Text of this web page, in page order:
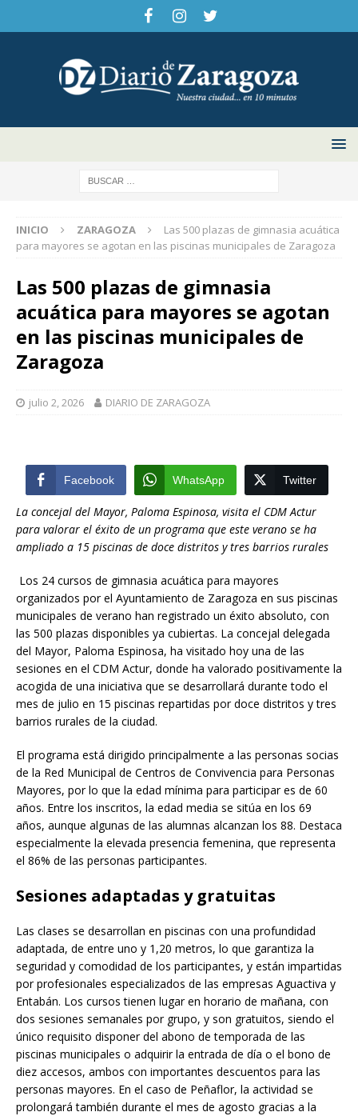
INICIO ZARAGOZA
Las 500 plazas de gimnasia acuática
para mayores se agotan en las piscinas municipales de Zaragoza
Las 500 plazas de gimnasia
acuática para mayores se agotan
en las piscinas municipales de
Zaragoza
julio 2, 2026 DIARIO DE ZARAGOZA
Facebook WhatsApp Twitter
La concejal del Mayor, Paloma Espinosa, visita el CDM Actur
para valorar el éxito de un programa que este verano se ha
ampliado a 15 piscinas de doce distritos y tres barrios rurales
Los 24 cursos de gimnasia acuática para mayores
organizados por el Ayuntamiento de Zaragoza en sus piscinas
municipales de verano han registrado un éxito absoluto, con
las 500 plazas disponibles ya cubiertas. La concejal delegada
del Mayor, Paloma Espinosa, ha visitado hoy una de las
sesiones en el CDM Actur, donde ha valorado positivamente la
acogida de una iniciativa que se desarrollará durante todo el
mes de julio en 15 piscinas repartidas por doce distritos y tres
barrios rurales de la ciudad.
El programa está dirigido principalmente a las personas socias
de la Red Municipal de Centros de Convivencia para Personas
Mayores, por lo que la edad mínima para participar es de 60
años. Entre los inscritos, la edad media se sitúa en los 69
años, aunque algunas de las alumnas alcanzan los 88. Destaca
especialmente la elevada presencia femenina, que representa
el 86% de las personas participantes.
Sesiones adaptadas y gratuitas
Las clases se desarrollan en piscinas con una profundidad
adaptada, de entre uno y 1,20 metros, lo que garantiza la
seguridad y comodidad de los participantes, y están impartidas
por profesionales especializados de las empresas Aguactiva y
Entabán. Los cursos tienen lugar en horario de mañana, con
dos sesiones semanales por grupo, y son gratuitos, siendo el
único requisito disponer del abono de temporada de las
piscinas municipales o adquirir la entrada de día o el bono de
diez accesos, ambos con importantes descuentos para las
personas mayores. En el caso de Peñaflor, la actividad se
prolongará también durante el mes de agosto gracias a la